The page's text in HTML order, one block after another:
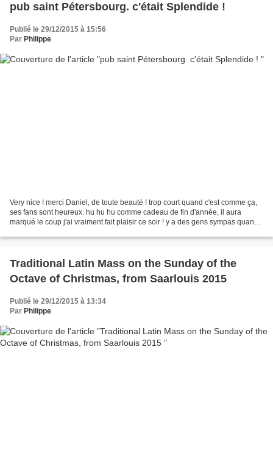
pub saint Pétersbourg. c'était Splendide !
Publié le 29/12/2015 à 15:56
Par Philippe
Very nice ! merci Daniel, de toute beauté ! trop court quand c'est comme ça,
ses fans sont heureux. hu hu hu comme cadeau de fin d'année, il aura
marqué le coup j'ai vraiment fait plaisir ce soir ! y a des gens sympas quand
Traditional Latin Mass on the Sunday of the
Octave of Christmas, from Saarlouis 2015
Publié le 29/12/2015 à 13:34
Par Philippe